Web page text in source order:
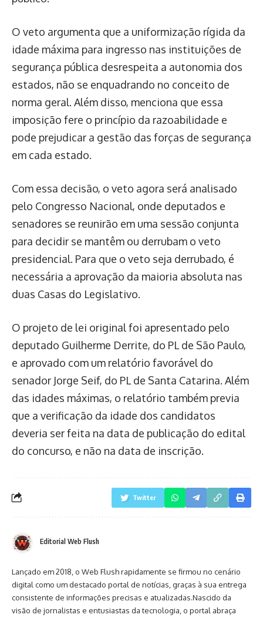
O veto argumenta que a uniformização rígida da
idade máxima para ingresso nas instituições de
segurança pública desrespeita a autonomia dos
estados, não se enquadrando no conceito de
norma geral. Além disso, menciona que essa
imposição fere o princípio da razoabilidade e
pode prejudicar a gestão das forças de segurança
em cada estado.
Com essa decisão, o veto agora será analisado
pelo Congresso Nacional, onde deputados e
senadores se reunirão em uma sessão conjunta
para decidir se mantêm ou derrubam o veto
presidencial. Para que o veto seja derrubado, é
necessária a aprovação da maioria absoluta nas
duas Casas do Legislativo.
O projeto de lei original foi apresentado pelo
deputado Guilherme Derrite, do PL de São Paulo,
e aprovado com um relatório favorável do
senador Jorge Seif, do PL de Santa Catarina. Além
das idades máximas, o relatório também previa
que a verificação da idade dos candidatos
deveria ser feita na data de publicação do edital
do concurso, e não na data de inscrição.
Twitter
Editorial Web Flush
Lançado em 2018, o Web Flush rapidamente se firmou no cenário
digital como um destacado portal de notícias, graças à sua entrega
consistente de informações precisas e atualizadas.Nascido da
visão de jornalistas e entusiastas da tecnologia, o portal abraça